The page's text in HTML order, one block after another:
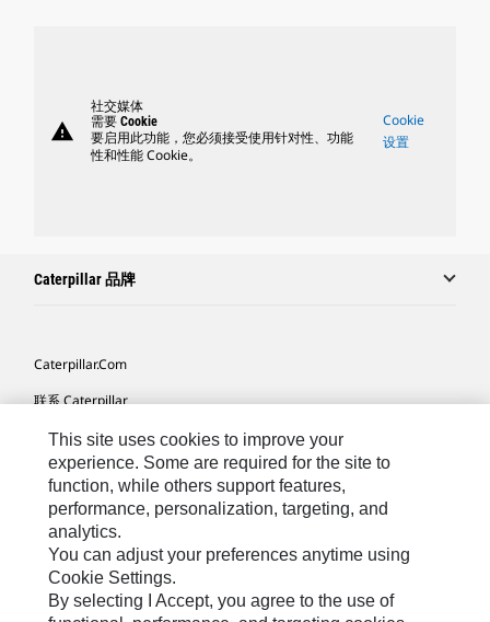
warning
社交媒体
需要 Cookie
要启用此功能，您必须接受使用针对性、功能
性和性能 Cookie。
Cookie
设置
Caterpillar 品牌
Caterpillar.com
联系 Caterpillar
我的营销首选项
站点地图
Cookie Settings
法律
隐私
This site uses cookies to improve your
experience. Some are required for the site to
function, while others support features,
performance, personalization, targeting, and
analytics.
You can adjust your preferences anytime using
Cookie Settings.
By selecting I Accept, you agree to the use of